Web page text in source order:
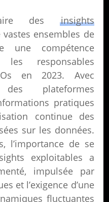
des insights
ensembles de
une compétence
les responsables
en 2023. Avec
plateformes
pratiques
continue des
sur les données.
l’importance de se
exploitables a
impulsée par
et l’exigence d’une
fluctuantes